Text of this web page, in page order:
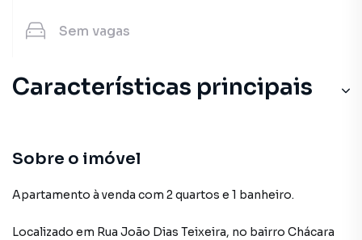
Sem vagas
Características principais
Sobre o imóvel
Apartamento à venda com 2 quartos e 1 banheiro.
Localizado em Rua João Dias Teixeira, no bairro Chácara